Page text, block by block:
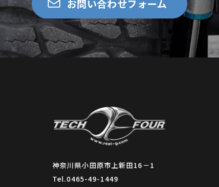
お問い合わせフォーム
神奈川県小田原市上新田16－1
Tel.0465-49-1449